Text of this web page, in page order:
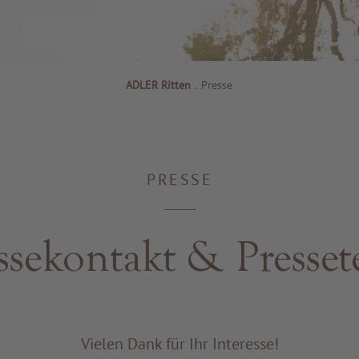
ADLER Ritten . Presse
PRESSE
&
Vielen Dank für Ihr Interesse!